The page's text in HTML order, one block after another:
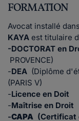
FORMATION
Avocat installé
KAYA est titulaire
-DOCTORAT en
PROVENCE)
-DEA (Diplôme
(PARIS V)
-Licence en Doit
-Maîtrise en Droit
-CAPA (Certificat